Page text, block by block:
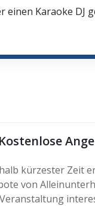
Karaoke DJ
Kostenlose
kürzester Zeit
von